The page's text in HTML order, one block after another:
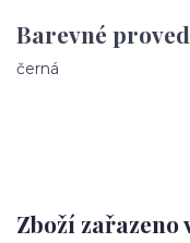
Barevné
černá
Zboží